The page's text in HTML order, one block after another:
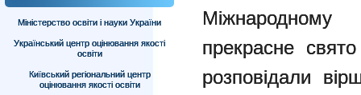
Міністерство освіти і науки України
Український центр оцінювання якості
освіти
Київський регіональний центр
оцінювання якості освіти
прекрасне
розповідали